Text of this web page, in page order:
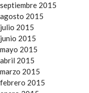
septiembre 2015
agosto 2015
julio 2015
junio 2015
mayo 2015
abril 2015
marzo 2015
febrero 2015